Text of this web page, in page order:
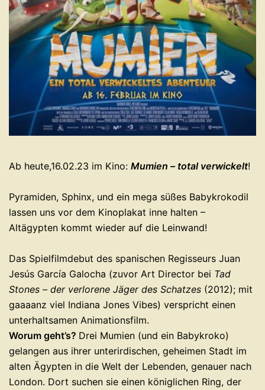
Ab heute,16.02.23 im Kino: Mumien – total verwickelt!
Pyramiden, Sphinx, und ein mega süßes Babykrokodil
lassen uns vor dem Kinoplakat inne halten –
Altägypten kommt wieder auf die Leinwand!
Das Spielfilmdebut des spanischen Regisseurs Juan
Jesús García Galocha (zuvor Art Director bei Tad
Stones – der verlorene Jäger des Schatzes (2012); mit
gaaaanz viel Indiana Jones Vibes) verspricht einen
unterhaltsamen Animationsfilm.
Worum geht’s? Drei Mumien (und ein Babykroko)
gelangen aus ihrer unterirdischen, geheimen Stadt im
alten Ägypten in die Welt der Lebenden, genauer nach
London. Dort suchen sie einen königlichen Ring, der